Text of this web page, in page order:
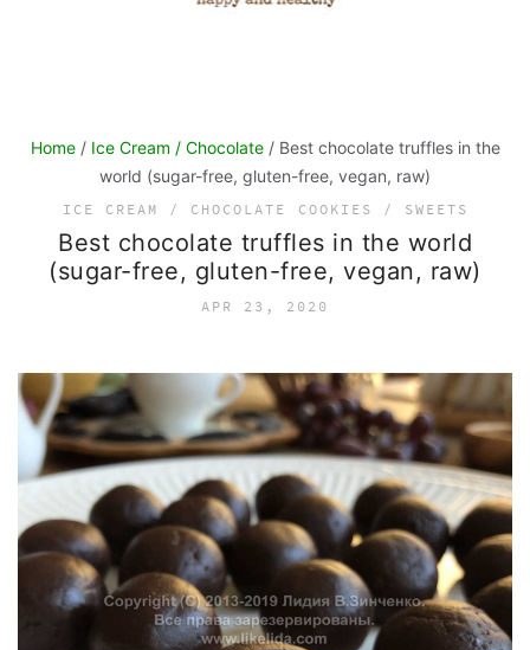
Home/ Ice Cream / Chocolate/ Best chocolate truffles in the
world (sugar-free, gluten-free, vegan, raw)
ICE CREAM / CHOCOLATE COOKIES / SWEETS
Best chocolate truffles in the world
(sugar-free, gluten-free, vegan, raw)
APR 23, 2020